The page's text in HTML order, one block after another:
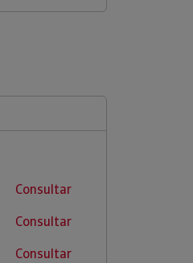
Consultar
Consultar
Consultar